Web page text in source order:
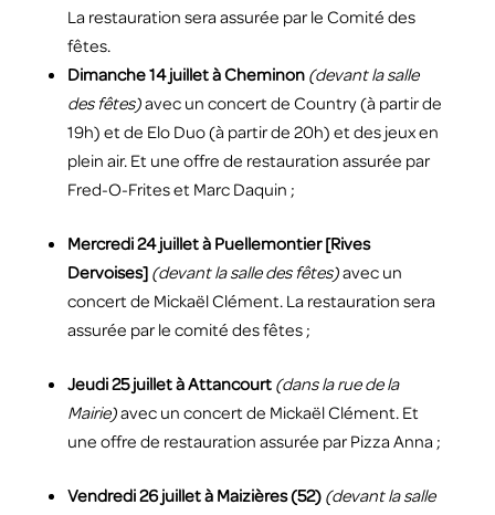
La restauration sera assurée par le Comité des
fêtes.
Dimanche 14 juillet à Cheminon (devant la salle
des fêtes)avec un concert de Country (à partir de
19h) et de Elo Duo (à partir de 20h) et des jeux en
plein air. Et une offre de restauration assurée par
Fred-O-Frites et Marc Daquin ;
Mercredi 24 juillet à Puellemontier [Rives
Dervoises] (devant la salle des fêtes)avec un
concert de Mickaël Clément. La restauration sera
assurée par le comité des fêtes ;
Jeudi 25 juillet à Attancourt (dans la rue de la
Mairie)avec un concert de Mickaël Clément. Et
une offre de restauration assurée par Pizza Anna ;
Vendredi 26 juillet à Maizières (52) (devant la salle